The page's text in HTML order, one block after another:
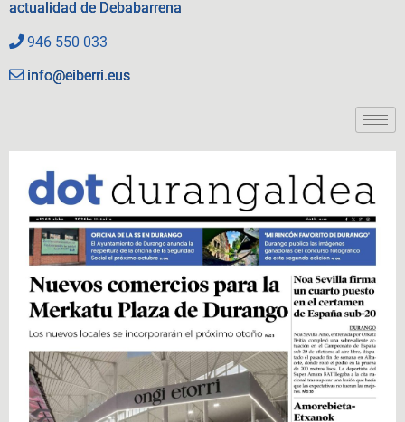
actualidad de Debabarrena
946 550 033
info@eiberri.eus